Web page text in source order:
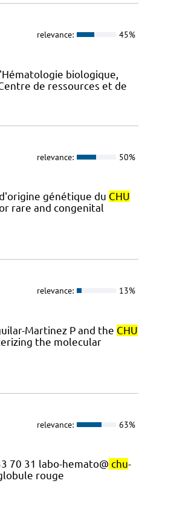
relevance: 45%
biologique,
de ressources et de
relevance: 50%
génétique du CHU
rare and congenital
relevance: 13%
Martinez P and the CHU
the molecular
relevance: 63%
70 31 labo-hemato@ chu-
rouge